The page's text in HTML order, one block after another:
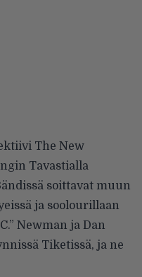
The New
Tavastialla
soittavat muun
ja soolourillaan
Newman ja Dan
Tiketissä, ja ne